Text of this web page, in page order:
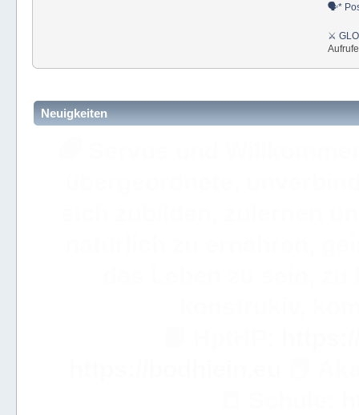
🗣*
⚔
Aufrufe
Neuigkeiten